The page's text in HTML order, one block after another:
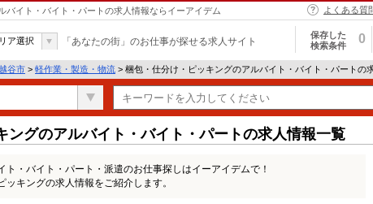
イト・バイト・パートの求人情報ならイーアイデム よくある質
ア選択 「あなたの街」のお仕事が探せる求人サイト
保存した
検索条件
0
谷市 > 軽作業・製造・物流 > 梱包・仕分け・ピッキングのアルバイト・バイト・パートの
ングのアルバイト・バイト・パートの求人情報一覧
・バイト・パート・派遣のお仕事探しはイーアイデムで！
キングの求人情報をご紹介します。